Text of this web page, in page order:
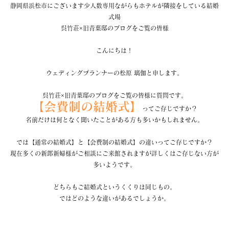
静岡県浜松市にございます少人数専用ながらもホテルが隣接をしている結婚
式場
呉竹荘×旧青葉邸のブログをご覧の皆様
こんにちは！
ウェディングプランナーの松原 璃伽と申します。
呉竹荘×旧青葉邸のブログをご覧の皆様に質問です。
【会費制の結婚式】
ってご存じですか？
名前だけは何となく聞いたことがある方も多いかもしれません。
では【通常の結婚式】と【会費制の結婚式】の違いってご存じですか？
現在多くの新郎新婦様がご相談にご来館されますが詳しくはご存じない方が
多いようです。
どちらもご結婚式というくくりは同じもの。
ではどのような違いがあるでしょうか。